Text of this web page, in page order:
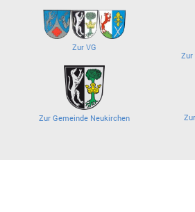
Zur VG
Zur
Zur Gemeinde Neukirchen